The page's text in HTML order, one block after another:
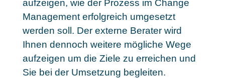
aufzeigen, wie der Prozess im Change
Management erfolgreich umgesetzt
werden soll. Der externe Berater wird
Ihnen dennoch weitere mögliche Wege
aufzeigen um die Ziele zu erreichen und
Sie bei der Umsetzung begleiten.